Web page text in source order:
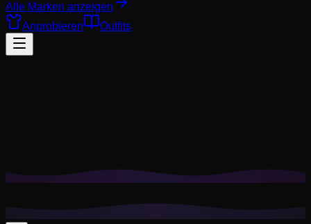
Alle Marken anzeigen
Anprobieren
Outfits